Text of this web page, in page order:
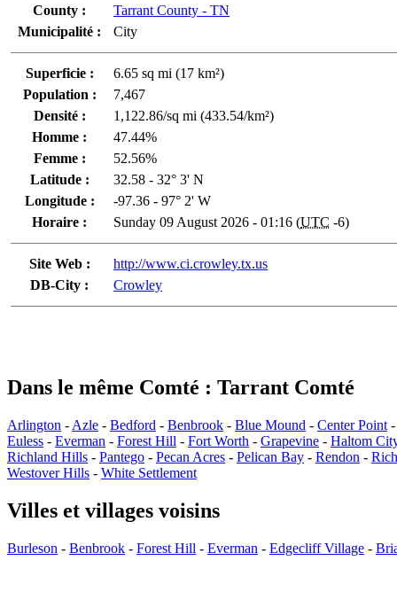
County :
Tarrant County - TN
Municipalité :
City
Superficie :
6.65 sq mi (17 km²)
Population :
7,467
Densité :
1,122.86/sq mi (433.54/km²)
Homme :
47.44%
Femme :
52.56%
Latitude :
32.58 - 32° 3' N
Longitude :
-97.36 - 97° 2' W
Horaire :
Sunday 09 August 2026 - 01:16 (UTC -6)
Site Web :
http://www.ci.crowley.tx.us
DB-City :
Crowley
Dans le même Comté : Tarrant Comté
Arlington - Azle - Bedford - Benbrook - Blue Mound - Center Point
Euless - Everman - Forest Hill - Fort Worth - Grapevine - Haltom
Richland Hills - Pantego - Pecan Acres - Pelican Bay - Rendon -
Westover Hills - White Settlement
Villes et villages voisins
Burleson - Benbrook - Forest Hill - Everman - Edgecliff Village -